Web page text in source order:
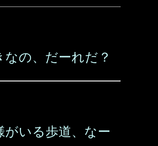
なの、だーれだ？
がいる歩道、なー